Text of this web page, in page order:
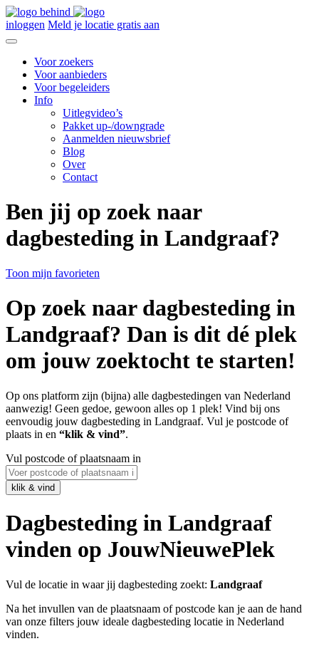
inloggen Meld je locatie gratis aan
Voor zoekers
Voor aanbieders
Voor begeleiders
Info
Uitlegvideo’s
Pakket up-/downgrade
Aanmelden nieuwsbrief
Blog
Over
Contact
Ben jij op zoek naar
dagbesteding in Landgraaf?
Toon mijn favorieten
Op zoek naar dagbesteding in
Landgraaf? Dan is dit dé plek
om jouw zoektocht te starten!
Op ons platform zijn (bijna) alle dagbestedingen van Nederland
aanwezig! Geen gedoe, gewoon alles op 1 plek! Vind bij ons
eenvoudig jouw dagbesteding in Landgraaf. Vul je postcode of
plaats in en “klik & vind”.
Vul postcode of plaatsnaam in
Dagbesteding in Landgraaf
vinden op JouwNieuwePlek
Vul de locatie in waar jij dagbesteding zoekt: Landgraaf
Na het invullen van de plaatsnaam of postcode kan je aan de hand
van onze filters jouw ideale dagbesteding locatie in Nederland
vinden.